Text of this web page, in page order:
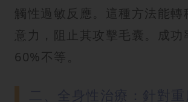
觸性過敏反應。這種方法能
意力，阻止其攻擊毛囊。成
60%不等。